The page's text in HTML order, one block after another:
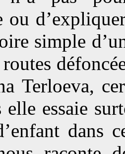
ou
simple
Terloeva,
elle essaie
dans